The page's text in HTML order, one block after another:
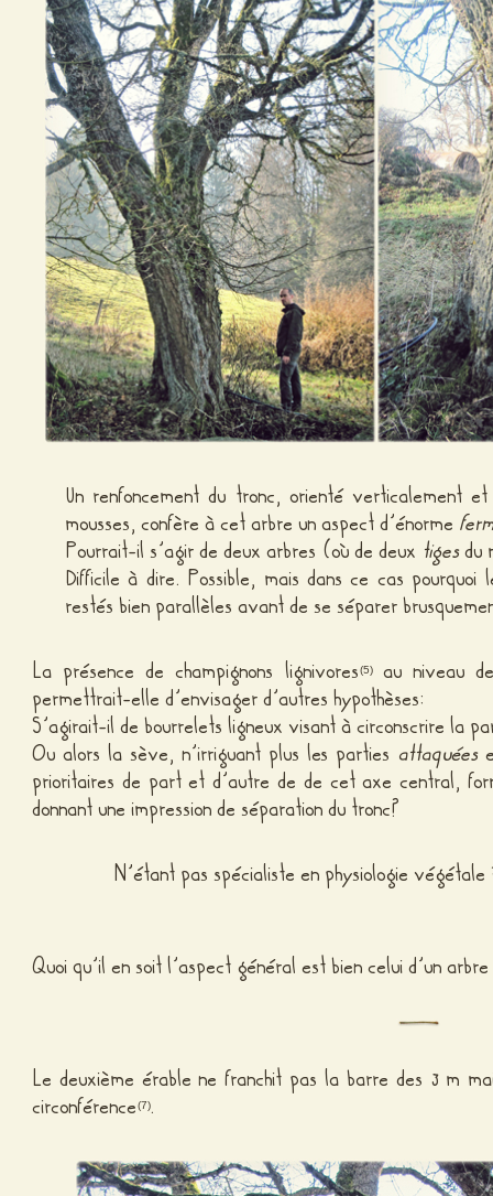
Un renfoncement du tronc, orienté verticalement
mousses, confère à cet arbre un aspect d’énorme
Pourrait-il s’agir de deux arbres (où de deux tigesdu
Difficile à dire. Possible, mais dans ce cas
restés bien parallèles avant de se séparer
La présence de champignons lignivores(5)au niveau
permettrait-elle d’envisager d’autres hypothèses:
S’agirait-il de bourrelets ligneux visant à circonscrire la
Ou alors la sève, n’irriguant plus les parties attaquées
prioritaires de part et d’autre de de cet axe central,
donnant une impression de séparation du tronc?
N’étant pas spécialiste en physiologie
Quoi qu’il en soit l’aspect général est bien celui d’un
Le deuxième érable ne franchit pas la barre des 3 m
circonférence(7).